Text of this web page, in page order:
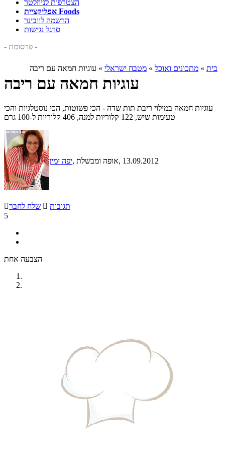
הצטרפות לניוזלטר
אפליקציית Foods
הרשמה לוובינר
סרגל נגישות
- פרסומת -
בית » מתכונים ואוכל » מטבח ישראלי » עוגיות חמאה עם ריבה
עוגיות חמאה עם ריבה
עוגיות חמאה במילוי ריבת תות שדה - הכי פשוטות, הכי נוסטלגיות והכי
טעימות שיש, 122 קלוריות למנה, 406 קלוריות ל-100 גרם
יפה ימין , אופה ומבשלת, 13.09.2012
שלח לחבר  תגובות
5
הצבעה אחת